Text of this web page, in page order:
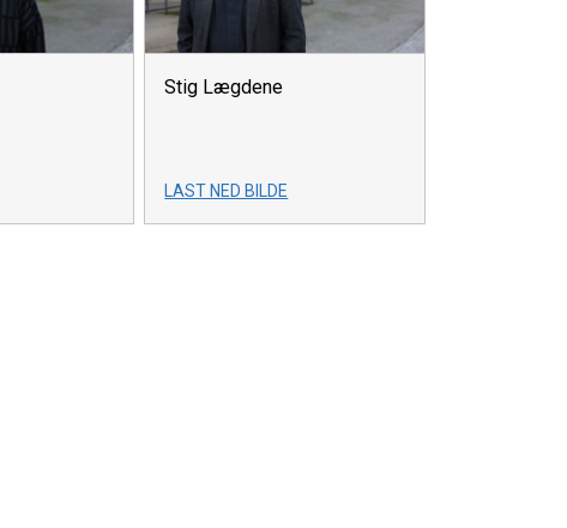
Stig Lægdene
LAST NED BILDE